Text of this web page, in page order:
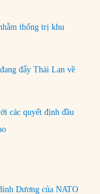
thống trị khu
đẩy Thái Lan về
các quyết định đầu
Dương của NATO